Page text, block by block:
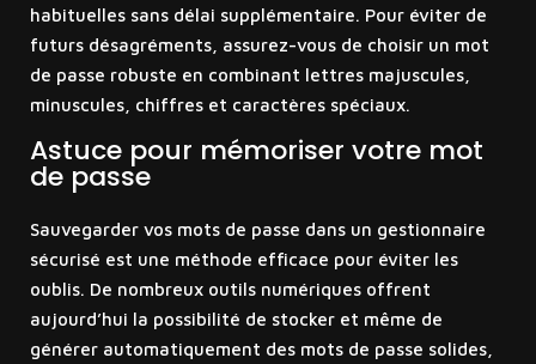
habituelles sans délai supplémentaire. Pour éviter de
futurs désagréments, assurez-vous de choisir un mot
de passe robuste en combinant lettres majuscules,
minuscules, chiffres et caractères spéciaux.
Astuce pour mémoriser votre mot
de passe
Sauvegarder vos mots de passe dans un gestionnaire
sécurisé est une méthode efficace pour éviter les
oublis. De nombreux outils numériques offrent
aujourd’hui la possibilité de stocker et même de
générer automatiquement des mots de passe solides,